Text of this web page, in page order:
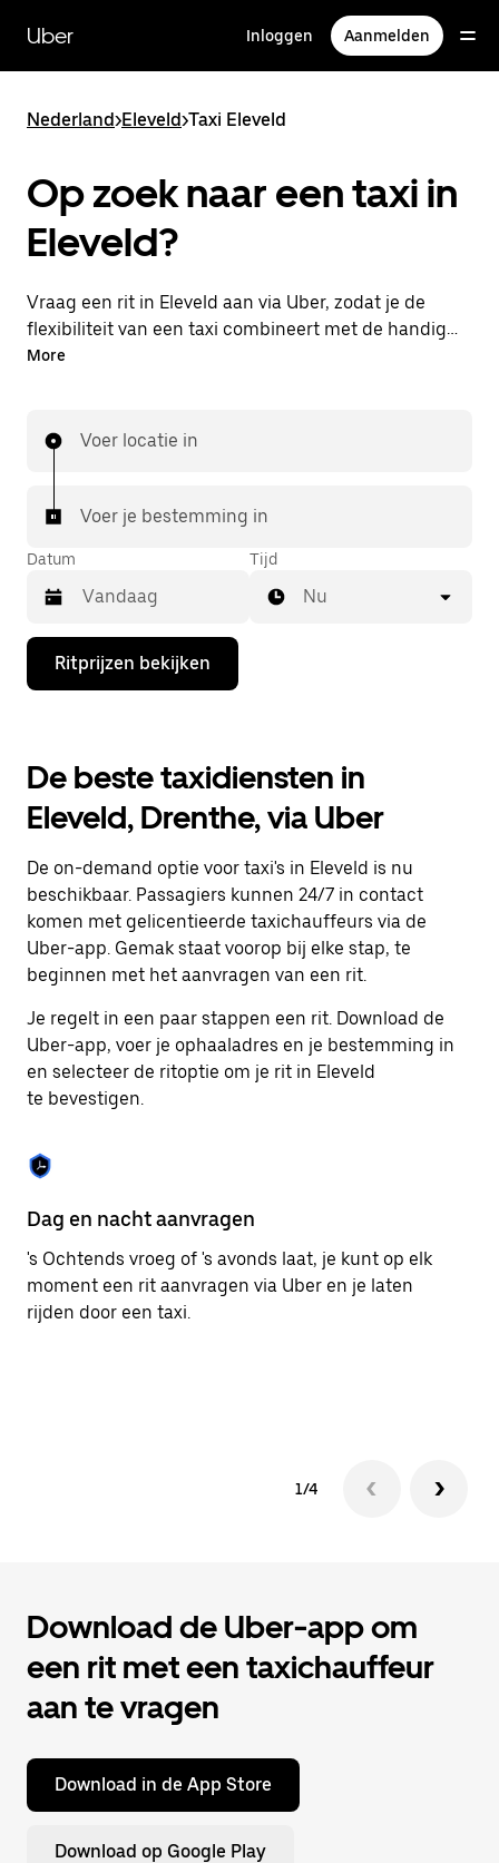
naar
hoofdinhoud
Uber Inloggen Aanmelden
Nederland>Eleveld>Taxi Eleveld
Op zoek naar een taxi in
Eleveld?
Vraag een rit in Eleveld aan via Uber, zodat je de
flexibiliteit van een taxi combineert met de handige
functies in de app. Je kunt on-demand een
Je rit is binnen handbereik.
More
Voer locatie in
Voer je bestemming in
Datum
Druk
de
de
agenda
te
openen
een
datum
te
selecteren.
Druk
op
Escape
om
agenda
te
sluiten.
Tijd
Nu
Ritprijzen bekijken
De beste taxidiensten in
Eleveld, Drenthe, via Uber
De on-demand optie voor taxi's in Eleveld is nu
beschikbaar. Passagiers kunnen 24/7 in contact
komen met gelicentieerde taxichauffeurs via de
Uber-app. Gemak staat voorop bij elke stap, te
beginnen met het aanvragen van een rit.
Je regelt in een paar stappen een rit. Download de
Uber-app, voer je ophaaladres en je bestemming in
en selecteer de ritoptie om je rit in Eleveld
te bevestigen.
Dag en nacht aanvragen
's Ochtends vroeg of 's avonds laat, je kunt op elk
moment een rit aanvragen via Uber en je laten
rijden door een taxi.
1/4
Download de Uber-app om
een rit met een taxichauffeur
aan te vragen
Download in de App Store
Download op Google Play